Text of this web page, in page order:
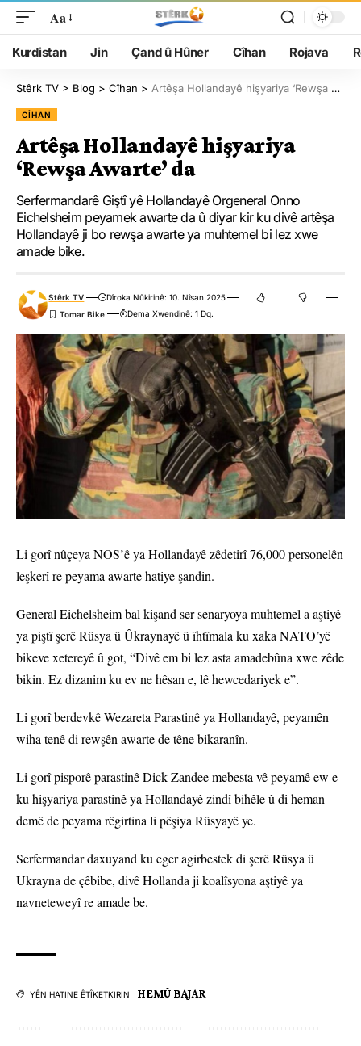
Aa
Kurdistan Jin Çand û Hûner Cîhan Rojava
Stêrk TV > Blog > Cîhan > Artêşa Hollandayê hişyariya ‘Rewşa Awarte’ da
CÎHAN
Artêşa Hollandayê hişyariya
‘Rewşa Awarte’ da
Serfermandarê Giştî yê Hollandayê Orgeneral Onno
Eichelsheim peyamek awarte da û diyar kir ku divê artêşa
Hollandayê ji bo rewşa awarte ya muhtemel bi lez xwe
amade bike.
Stêrk TV
Dîroka Nûkirinê: 10. Nîsan 2025
Dema Xwendinê: 1 Dq.
Li gorî nûçeya NOS’ê ya Hollandayê zêdetirî 76,000 personelên
leşkerî re peyama awarte hatiye şandin.
General Eichelsheim bal kişand ser senaryoya muhtemel a aştiyê
ya piştî şerê Rûsya û Ûkraynayê û îhtîmala ku xaka NATO’yê
bikeve xetereyê û got, “Divê em bi lez asta amadebûna xwe zêde
bikin. Ez dizanim ku ev ne hêsan e, lê hewcedariyek e”.
Li gorî berdevkê Wezareta Parastinê ya Hollandayê, peyamên
wiha tenê di rewşên awarte de têne bikaranîn.
Li gorî pisporê parastinê Dick Zandee mebesta vê peyamê ew e
ku hişyariya parastinê ya Hollandayê zindî bihêle û di heman
demê de peyama rêgirtina li pêşiya Rûsyayê ye.
Serfermandar daxuyand ku eger agirbestek di şerê Rûsya û
Ukrayna de çêbibe, divê Hollanda ji koalîsyona aştiyê ya
navneteweyî re amade be.
YÊN HATINE ÊTÎKETKIRIN HEMÛ BAJAR